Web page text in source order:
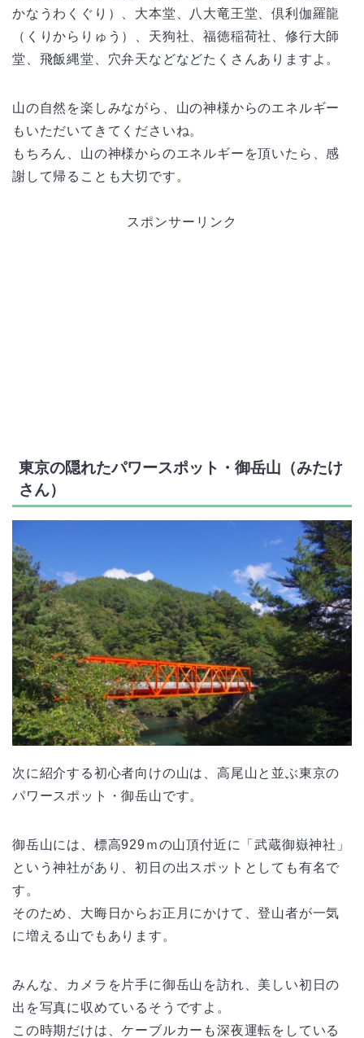
かなうわくぐり）、大本堂、八大竜王堂、倶利伽羅龍
（くりからりゅう）、天狗社、福徳稲荷社、修行大師
堂、飛飯縄堂、穴弁天などなどたくさんありますよ。
山の自然を楽しみながら、山の神様からのエネルギー
もいただいてきてくださいね。
もちろん、山の神様からのエネルギーを頂いたら、感
謝して帰ることも大切です。
スポンサーリンク
東京の隠れたパワースポット・御岳山（みたけ
さん）
次に紹介する初心者向けの山は、高尾山と並ぶ東京の
パワースポット・御岳山です。
御岳山には、標高929ｍの山頂付近に「武蔵御嶽神社」
という神社があり、初日の出スポットとしても有名で
す。
そのため、大晦日からお正月にかけて、登山者が一気
に増える山でもあります。
みんな、カメラを片手に御岳山を訪れ、美しい初日の
出を写真に収めているそうですよ。
この時期だけは、ケーブルカーも深夜運転をしている